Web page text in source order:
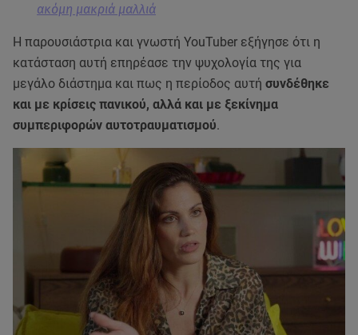
ακόμη μακριά μαλλιά
Η παρουσιάστρια και γνωστή YouTuber εξήγησε ότι η
κατάσταση αυτή επηρέασε την ψυχολογία της για
μεγάλο διάστημα και πως η περίοδος αυτή συνδέθηκε
και με κρίσεις πανικού, αλλά και με ξεκίνημα
συμπεριφορών αυτοτραυματισμού.